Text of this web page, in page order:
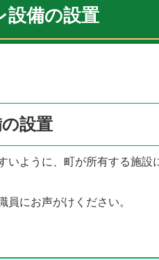
設備の設置
設置
いように、町が所有する施設
にお声がけください。